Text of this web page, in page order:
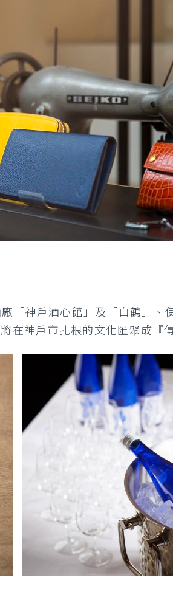
「神戶酒心館」及「白鶴」、
將在神戶市扎根的文化匯聚成『